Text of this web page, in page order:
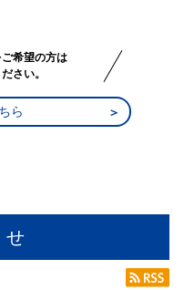
せ
希望の方は
さい。
ら